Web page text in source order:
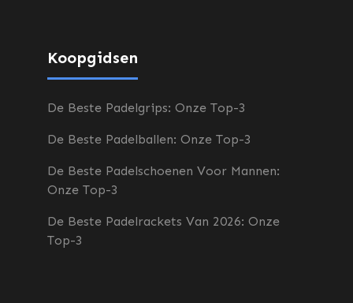
Koopgidsen
De Beste Padelgrips: Onze Top-3
De Beste Padelballen: Onze Top-3
De Beste Padelschoenen Voor Mannen:
Onze Top-3
De Beste Padelrackets Van 2026: Onze
Top-3